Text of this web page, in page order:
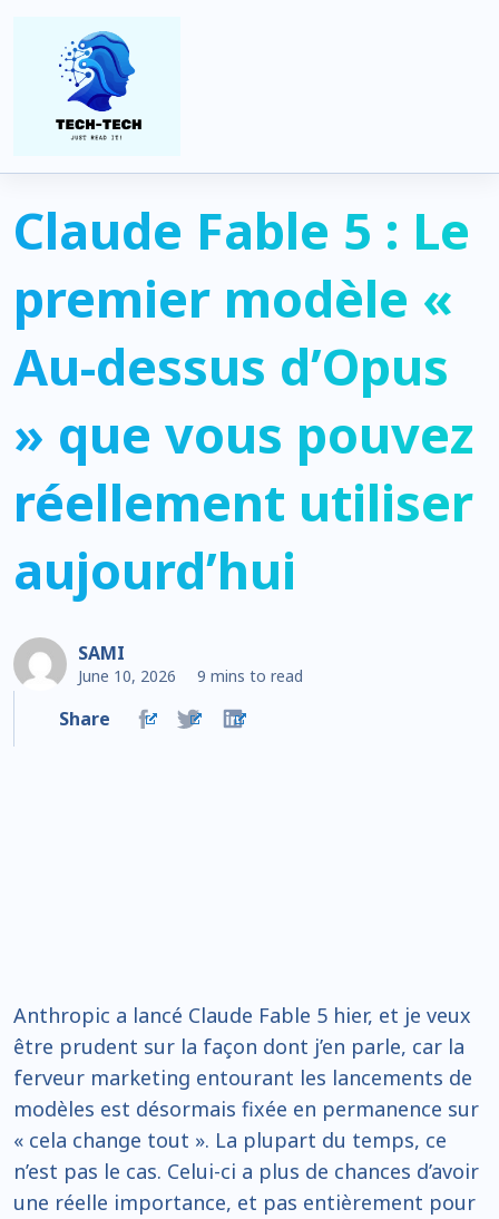
Home
Artificial Intelligence
Claude Fable 5 : Le premier modèle « Au-dessus d’Opus » que
vous pouvez réellement utiliser aujourd’hui
Claude Fable 5 : Le
premier modèle «
Au-dessus d’Opus
» que vous pouvez
réellement utiliser
aujourd’hui
SAMI
June 10, 2026 9 mins to read
Share
Anthropic a lancé Claude Fable 5 hier, et je veux
être prudent sur la façon dont j’en parle, car la
ferveur marketing entourant les lancements de
modèles est désormais fixée en permanence sur
« cela change tout ». La plupart du temps, ce
n’est pas le cas. Celui-ci a plus de chances d’avoir
une réelle importance, et pas entièrement pour